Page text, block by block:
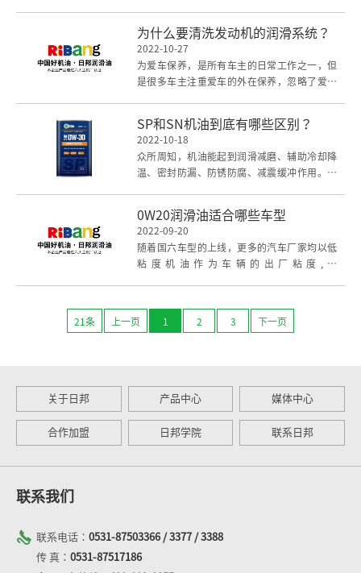
为什么要清洗发动机的润滑系统？
2022-10-27
为爱车保养，是所有车主的日常工作之一，但
是很多车主注重爱车的外在保养，忽略了爱车
SP和SN机油到底有哪些区别？
2022-10-18
众所周知，机油能起到润滑减磨、辅助冷却降
温、密封防漏、防锈防腐、减震缓冲作用。基
0W20润滑油适合哪些车型
2022-09-20
随着国六车型的上线，更多的汽车厂家均以低
粘度机油作为车辆的出厂粘度,即
21条 上一页 1 2 3 下一页
关于日邦 产品中心 媒体中心
合作加盟 日邦学院 联系日邦
联系我们
联系电话： 0531-87503366 / 3377 / 3388
传 真： 0531-87517186